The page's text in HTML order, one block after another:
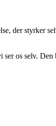
der styrker
os selv.